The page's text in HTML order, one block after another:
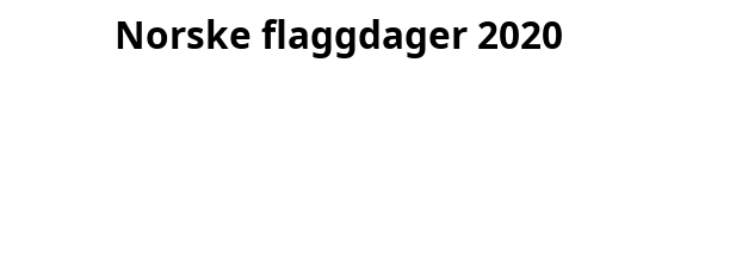
Norske flaggdager 2020